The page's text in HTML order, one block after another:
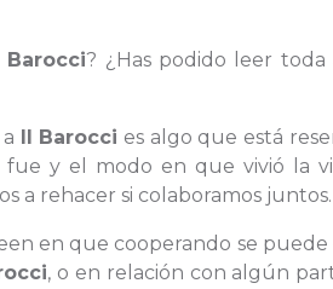
Barocci? ¿Has podido leer
Il Barocci es algo que está
y el modo en que vivió la
a rehacer si colaboramos juntos.
en que cooperando se
, o en relación con algún